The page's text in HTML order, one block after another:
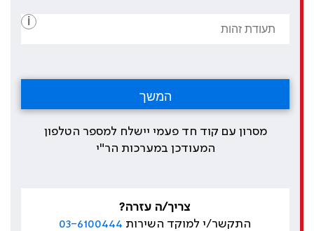
i
מסרון עם קוד חד פעמי יישלח למספר הטלפון
המעודכן במערכות הר"י
צריך/ה עזרה?
התקשר/י למוקד השירות 03-6100444